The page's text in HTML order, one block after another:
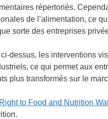
répertoriés.
de l’alimentation, ce
sorte des entreprises
dessus, les interventions
ce qui permet aux
plus transformés sur le
Right to Food and Nutrition